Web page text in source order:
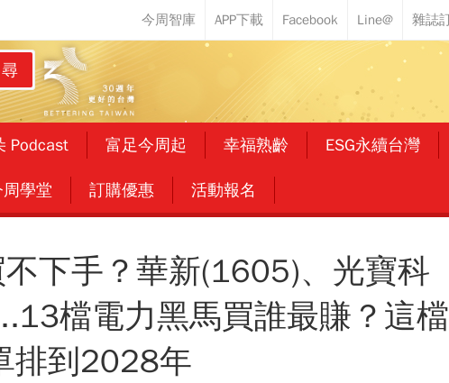
Podcast 富足今周起 幸福熟齡 ESG永續台灣
學堂 訂購優惠 活動報名
下手？華新(1605)、光寶科
檔電力黑馬買誰最賺？這檔
排到2028年